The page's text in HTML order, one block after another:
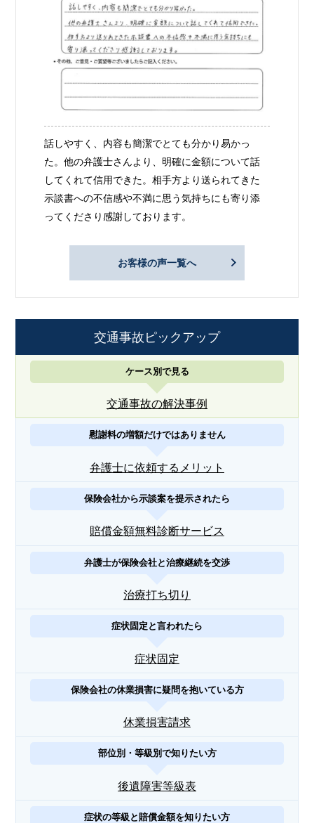
話しやすく、内容も簡潔でとても分かり易かっ
た。他の弁護士さんより、明確に金額について話
してくれて信用できた。相手方より送られてきた
示談書への不信感や不満に思う気持ちにも寄り添
ってくださり感謝しております。
お客様の声一覧へ
交通事故ピックアップ
ケース別で見る
交通事故の解決事例
慰謝料の増額だけではありません
弁護士に依頼するメリット
保険会社から示談案を提示されたら
賠償金額無料診断サービス
弁護士が保険会社と治療継続を交渉
治療打ち切り
症状固定と言われたら
症状固定
保険会社の休業損害に疑問を抱いている方
休業損害請求
部位別・等級別で知りたい方
後遺障害等級表
症状の等級と賠償金額を知りたい方